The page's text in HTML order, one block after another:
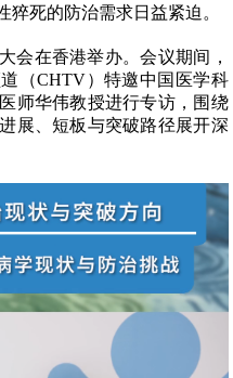
死的防治需求日益紧迫。
会在香港举办。会议期间，
（CHTV）特邀中国医学科
师华伟教授进行专访，围绕
展、短板与突破路径展开深